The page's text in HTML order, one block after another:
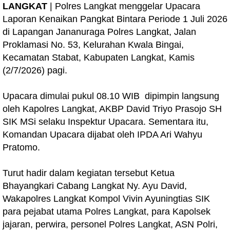
LANGKAT | Polres Langkat menggelar Upacara
Laporan Kenaikan Pangkat Bintara Periode 1 Juli 2026
di Lapangan Jananuraga Polres Langkat, Jalan
Proklamasi No. 53, Kelurahan Kwala Bingai,
Kecamatan Stabat, Kabupaten Langkat, Kamis
(2/7/2026) pagi.
Upacara dimulai pukul 08.10 WIB dipimpin langsung
oleh Kapolres Langkat, AKBP David Triyo Prasojo SH
SIK MSi selaku Inspektur Upacara. Sementara itu,
Komandan Upacara dijabat oleh IPDA Ari Wahyu
Pratomo.
Turut hadir dalam kegiatan tersebut Ketua
Bhayangkari Cabang Langkat Ny. Ayu David,
Wakapolres Langkat Kompol Vivin Ayuningtias SIK
para pejabat utama Polres Langkat, para Kapolsek
jajaran, perwira, personel Polres Langkat, ASN Polri,